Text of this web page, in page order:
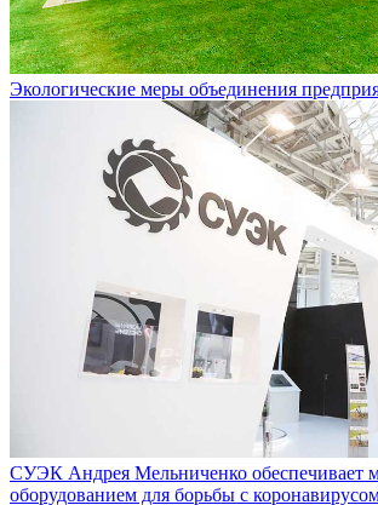
Экологические меры объединения
СУЭК Андрея Мельниченко обеспечивает
оборудованием для борьбы с